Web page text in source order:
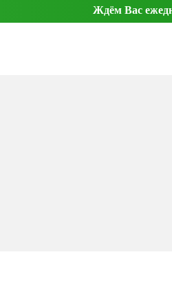
Ждём Вас